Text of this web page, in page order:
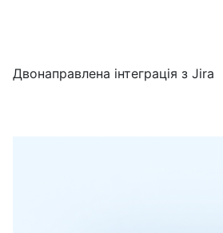
Двонаправлена інтеграція з Jira